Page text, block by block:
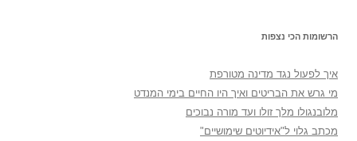
הרשומות הכי נצפות
איך לפעול נגד מדינה מטורפת
מי גרש את הבריטים ואיך היו החיים בימי המנדט
מלובנגולו מלך זולו ועד מורה נבוכים
מכתב גלוי ל"אידיוטים שימושיים"